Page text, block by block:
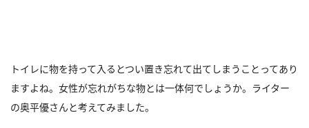
トイレに物を持って入るとつい置き忘れて出てしまうことってあり
ますよね。女性が忘れがちな物とは一体何でしょうか。ライター
の奥平優さんと考えてみました。